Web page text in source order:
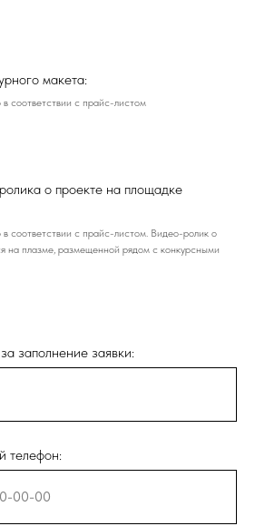
макета:
соответствии с прайс-листом
о проекте на площадке
соответствии с прайс-листом. Видео-ролик о
на плазме, размещенной рядом с конкурсными
заполнение заявки:
телефон: